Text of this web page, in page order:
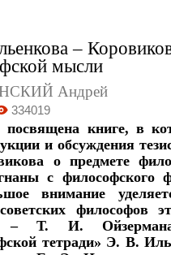
–
мысли
Андрей
334019
посвящена книге, в
и обсуждения
о предмете
с философского
внимание
философов
– Т. И.
тетради» Э. В.